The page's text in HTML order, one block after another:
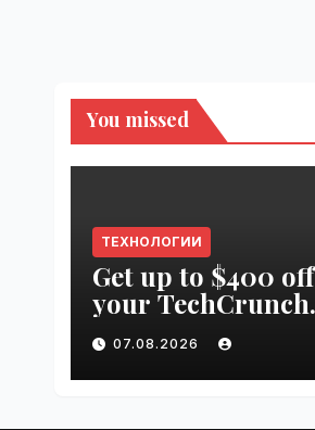
You missed
ТЕХНОЛОГИИ
Get up to $400 off
your TechCrunch
Disrupt 2026 pass
until tomorrow |
VseTime.ru
07.08.2026